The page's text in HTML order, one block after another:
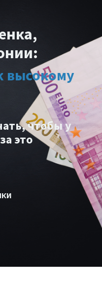
высокому
чтобы у
это